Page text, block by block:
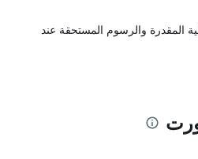
المقدرة والرسوم المستحقة عند